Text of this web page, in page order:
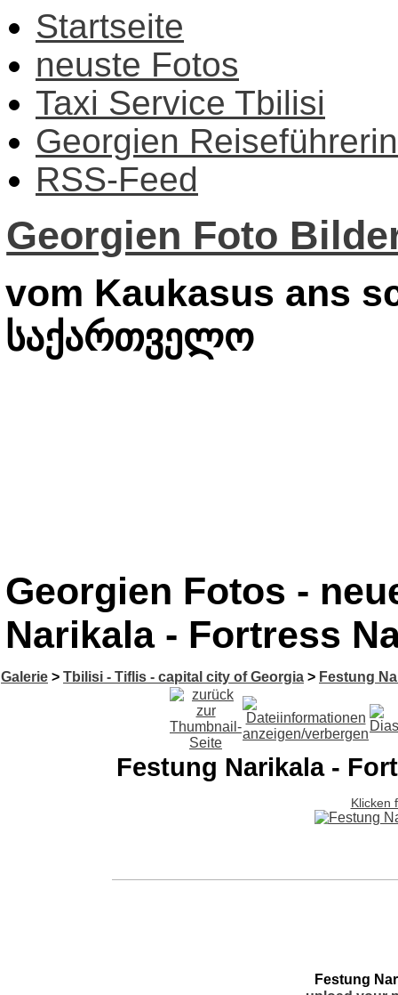
Startseite
neuste Fotos
Taxi Service Tbilisi
Georgien Reiseführerin
RSS-Feed
Georgien Foto
vom Kaukasus ans
საქართველო
Georgien Fotos -
Narikala - Fortress
Galerie > Tbilisi - Tiflis - capital city of Georgia > Festung
Festung Narikala -
Klicken
Festung